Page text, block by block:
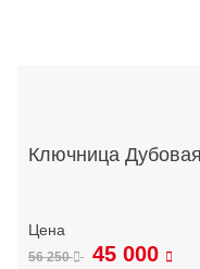
Ключница
56 250 45 000